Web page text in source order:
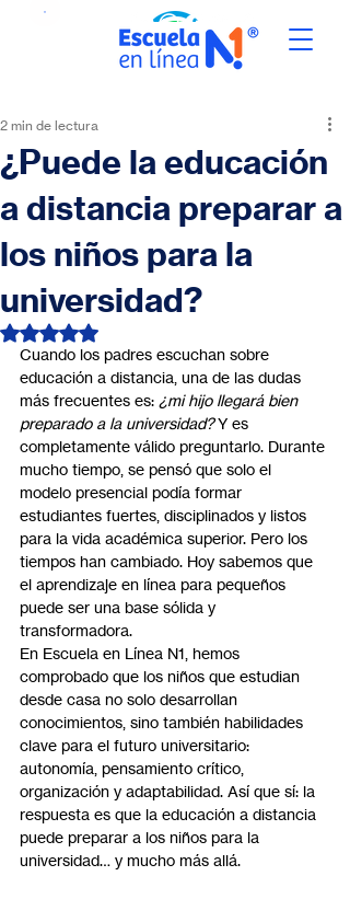
¿Puede la educación
a distancia preparar a
los niños para la
universidad?
2 min de lectura
Obtuvo NaN de 5 estrellas.
Cuando los padres escuchan sobre
educación a distancia, una de las dudas
más frecuentes es: ¿mi hijo llegará bien
preparado a la universidad? Y es
completamente válido preguntarlo. Durante
mucho tiempo, se pensó que solo el
modelo presencial podía formar
estudiantes fuertes, disciplinados y listos
para la vida académica superior. Pero los
tiempos han cambiado. Hoy sabemos que
el aprendizaje en línea para pequeños
puede ser una base sólida y
transformadora.
En Escuela en Línea N1, hemos
comprobado que los niños que estudian
desde casa no solo desarrollan
conocimientos, sino también habilidades
clave para el futuro universitario:
autonomía, pensamiento crítico,
organización y adaptabilidad. Así que sí: la
respuesta es que la educación a distancia
puede preparar a los niños para la
universidad… y mucho más allá.